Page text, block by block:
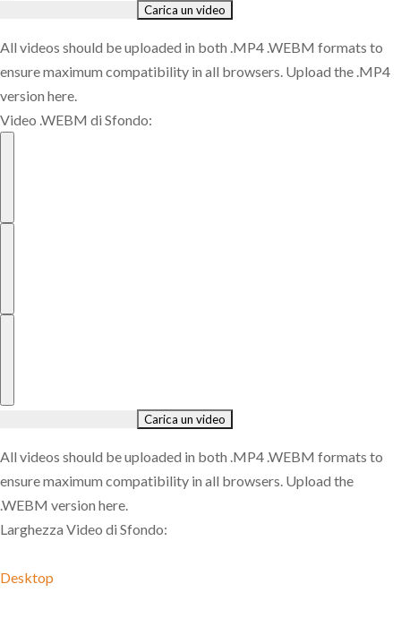
All videos should be uploaded in both .MP4 .WEBM formats to
ensure maximum compatibility in all browsers. Upload the .MP4
version here.
Video .WEBM di Sfondo:
All videos should be uploaded in both .MP4 .WEBM formats to
ensure maximum compatibility in all browsers. Upload the
.WEBM version here.
Larghezza Video di Sfondo:
Desktop